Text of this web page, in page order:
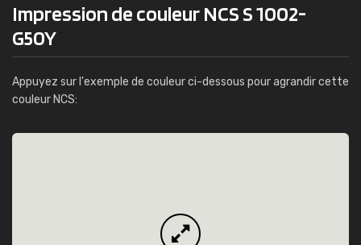
Impression de couleur NCS S 1002-
G50Y
Appuyez sur l'exemple de couleur ci-dessous pour agrandir cette
couleur NCS: